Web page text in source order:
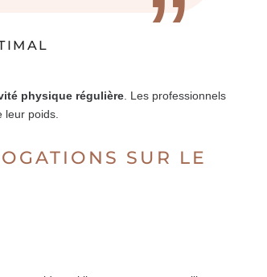
physique régulière . Les professionnels
poids.
SUR LE